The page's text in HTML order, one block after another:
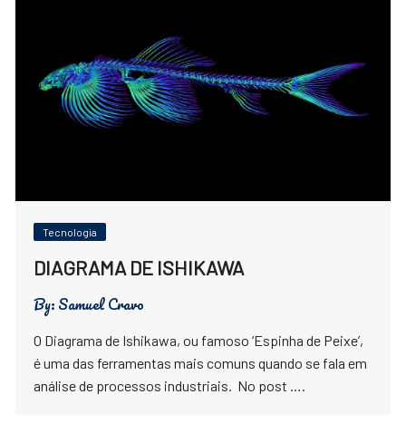
Tecnologia
DIAGRAMA DE ISHIKAWA
By:Samuel Cravo
O Diagrama de Ishikawa, ou famoso ‘Espinha de Peixe’,
é uma das ferramentas mais comuns quando se fala em
análise de processos industriais. No post ….